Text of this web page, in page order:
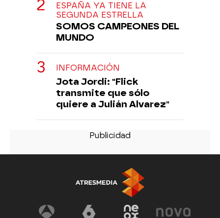
ESPAÑA YA TIENE LA
SEGUNDA ESTRELLA
SOMOS CAMPEONES DEL
MUNDO
INFORMACIÓN
Jota Jordi: "Flick
transmite que sólo
quiere a Julián Alvarez"